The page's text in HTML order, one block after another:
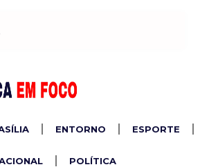
ENTORNO ESPORTE
POLÍTICA